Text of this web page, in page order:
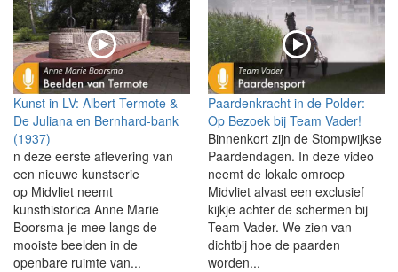
Kunst in LV: Albert Termote &
De Juliana en Bernhard-bank
(1937)
n deze eerste aflevering van
een nieuwe kunstserie
op Midvliet neemt
kunsthistorica Anne Marie
Boorsma je mee langs de
mooiste beelden in de
openbare ruimte van...
Paardenkracht in de Polder:
Op Bezoek bij Team Vader!
Binnenkort zijn de Stompwijkse
Paardendagen. In deze video
neemt de lokale omroep
Midvliet alvast een exclusief
kijkje achter de schermen bij
Team Vader. We zien van
dichtbij hoe de paarden
worden...